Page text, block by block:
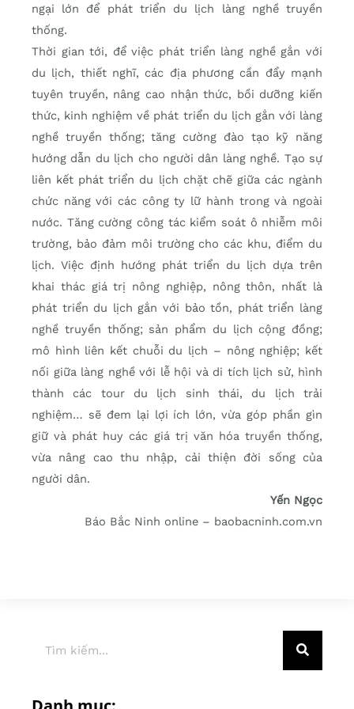
ngại lớn để phát triển du lịch làng nghề truyền
thống.
Thời gian tới, để việc phát triển làng nghề gắn với
du lịch, thiết nghĩ, các địa phương cần đẩy mạnh
tuyên truyền, nâng cao nhận thức, bồi dưỡng kiến
thức, kinh nghiệm về phát triển du lịch gắn với làng
nghề truyền thống; tăng cường đào tạo kỹ năng
hướng dẫn du lịch cho người dân làng nghề. Tạo sự
liên kết phát triển du lịch chặt chẽ giữa các ngành
chức năng với các công ty lữ hành trong và ngoài
nước. Tăng cường công tác kiểm soát ô nhiễm môi
trường, bảo đảm môi trường cho các khu, điểm du
lịch. Việc định hướng phát triển du lịch dựa trên
khai thác giá trị nông nghiệp, nông thôn, nhất là
phát triển du lịch gắn với bảo tồn, phát triển làng
nghề truyền thống; sản phẩm du lịch cộng đồng;
mô hình liên kết chuỗi du lịch – nông nghiệp; kết
nối giữa làng nghề với lễ hội và di tích lịch sử, hình
thành các tour du lịch sinh thái, du lịch trải
nghiệm… sẽ đem lại lợi ích lớn, vừa góp phần gìn
giữ và phát huy các giá trị văn hóa truyền thống,
vừa nâng cao thu nhập, cải thiện đời sống của
người dân.
Yến Ngọc
Báo Bắc Ninh online – baobacninh.com.vn